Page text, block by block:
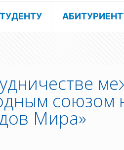
союзом
Мира»